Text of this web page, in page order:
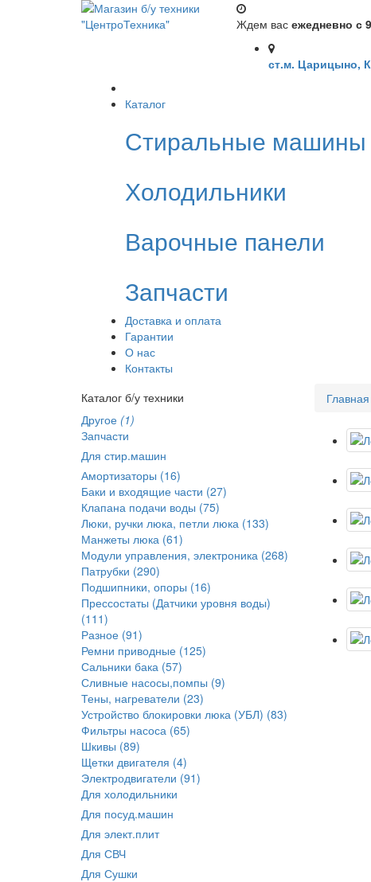
Ждем вас ежедневно с
ст.м. Царицыно,
Каталог
Стиральные машины
Холодильники
Варочные панели
Запчасти
Доставка и оплата
Гарантии
О нас
Контакты
Каталог б/у техники
Другое (1)
Запчасти
Для стир.машин
Амортизаторы (16)
Баки и входящие части (27)
Клапана подачи воды (75)
Люки, ручки люка, петли люка (133)
Манжеты люка (61)
Модули управления, электроника (268)
Патрубки (290)
Подшипники, опоры (16)
Прессостаты (Датчики уровня воды)
(111)
Разное (91)
Ремни приводные (125)
Сальники бака (57)
Сливные насосы,помпы (9)
Тены, нагреватели (23)
Устройство блокировки люка (УБЛ) (83)
Фильтры насоса (65)
Шкивы (89)
Щетки двигателя (4)
Электродвигатели (91)
Для холодильники
Для посуд.машин
Для элект.плит
Для СВЧ
Для Сушки
Главная